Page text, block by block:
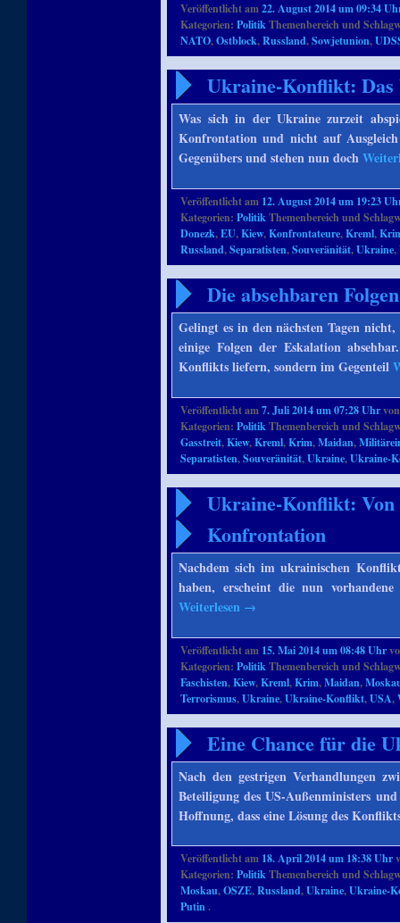
Veröffentlicht am22. August 2014 um 09:34
Kategorien:PolitikThemenbereich und
NATO,Ostblock,Russland,Sowjetunion,
Ukraine-Konflikt:
Was sich in der Ukraine zurzeit
Konfrontation und nicht auf
Gegenübers und stehen nun doch
Veröffentlicht am 12. August 2014 um 19:23
Kategorien:PolitikThemenbereich und
Donezk,EU,Kiew,Konfrontateure,Kreml,
Russland,Separatisten,Souveränität,Ukraine,
Die absehbaren
Gelingt es in den nächsten Tagen
einige Folgen der Eskalation
Konflikts liefern, sondern im Gegenteil
Veröffentlicht am7. Juli 2014 um 07:28 Uhr
Kategorien:PolitikThemenbereich und
Gasstreit,Kiew,Kreml,Krim,Maidan,
Separatisten,Souveränität,Ukraine,Ukraine-
Ukraine-Konflikt:
Konfrontation
Nachdem sich im ukrainischen
haben, erscheint die nun
Weiterlesen →
Veröffentlicht am 15. Mai 2014 um 08:48 Uhr
Kategorien:PolitikThemenbereich und
Faschisten,Kiew,Kreml,Krim,Maidan,
Terrorismus,Ukraine,Ukraine-Konflikt,USA,
Eine Chance für die
Nach den gestrigen Verhandlungen
Beteiligung des US-Außenministers
Hoffnung, dass eine Lösung des
Veröffentlicht am 18. April 2014 um 18:38 Uhr
Kategorien:PolitikThemenbereich und
Moskau,OSZE,Russland,Ukraine,Ukraine-
Putin.